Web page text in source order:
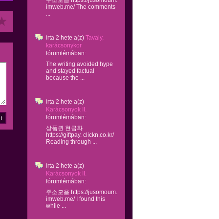
imweb.me/ The comments
...
írta 2 hete a(z) Tavaly,
karácsonykor
fórumtémában:
The writing avoided hype
and stayed factual
because the ...
írta 2 hete a(z)
Karácsonyok II.
fórumtémában:
상품권 현금화
https://giftpay. clickn.co.kr/
Reading through ...
írta 2 hete a(z)
Karácsonyok II.
fórumtémában:
주소모음 https://jusomoum.
imweb.me/ I found this
while ...